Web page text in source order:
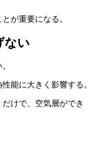
とが重要になる。
ない
能に大きく影響する。
けで、空気層ができ